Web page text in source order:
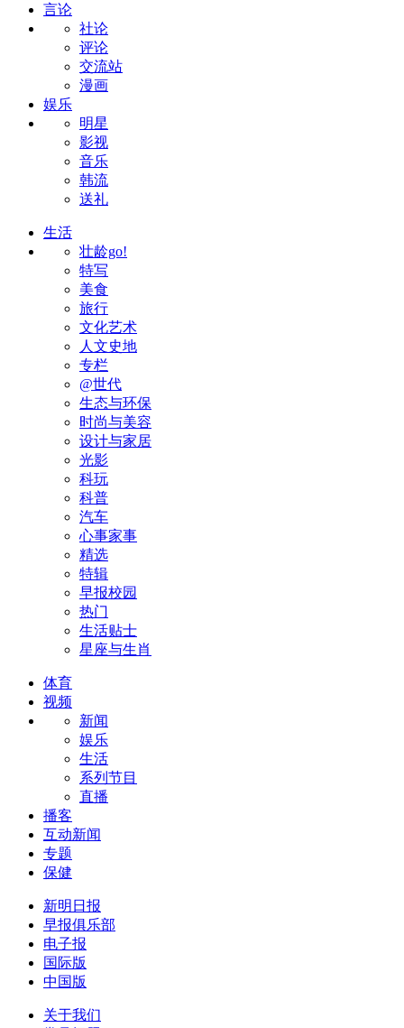
言论
社论
评论
交流站
漫画
娱乐
明星
影视
音乐
韩流
送礼
生活
壮龄go!
特写
美食
旅行
文化艺术
人文史地
专栏
@世代
生态与环保
时尚与美容
设计与家居
光影
科玩
科普
汽车
心事家事
精选
特辑
早报校园
热门
生活贴士
星座与生肖
体育
视频
新闻
娱乐
生活
系列节目
直播
播客
互动新闻
专题
保健
新明日报
早报俱乐部
电子报
国际版
中国版
关于我们